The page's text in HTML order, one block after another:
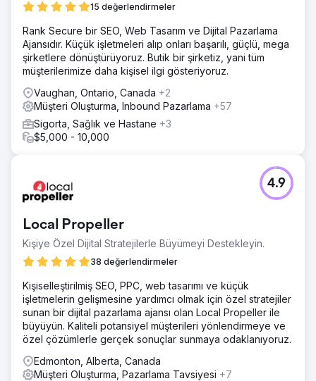
15 değerlendirmeler
Rank Secure bir SEO, Web Tasarım ve Dijital Pazarlama
Ajansıdır. Küçük işletmeleri alıp onları başarılı, güçlü, mega
şirketlere dönüştürüyoruz. Butik bir şirketiz, yani tüm
müşterilerimize daha kişisel ilgi gösteriyoruz.
Vaughan, Ontario, Canada +2
Müşteri Oluşturma, Inbound Pazarlama +57
Sigorta, Sağlık ve Hastane +3
$5,000 - 10,000
Local Propeller
Kişiye Özel Dijital Stratejilerle Büyümeyi Destekleyin.
38 değerlendirmeler
4.9
Kişiselleştirilmiş SEO, PPC, web tasarımı ve küçük
işletmelerin gelişmesine yardımcı olmak için özel stratejiler
sunan bir dijital pazarlama ajansı olan Local Propeller ile
büyüyün. Kaliteli potansiyel müşterileri yönlendirmeye ve
özel çözümlerle gerçek sonuçlar sunmaya odaklanıyoruz.
Edmonton, Alberta, Canada
Müşteri Oluşturma, Pazarlama Tavsiyesi +7